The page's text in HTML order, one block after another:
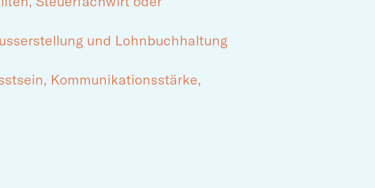
und Lohnbuchhaltung
Kommunikationsstärke,